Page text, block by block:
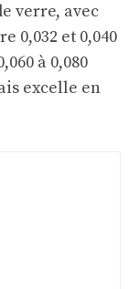
verre, avec
0,032 et 0,040
à 0,080
excelle en